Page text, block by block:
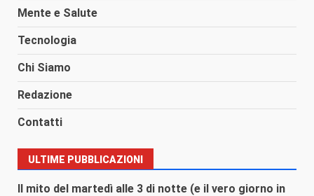
Mente e Salute
Tecnologia
Chi Siamo
Redazione
Contatti
ULTIME PUBBLICAZIONI
Il mito del martedì alle 3 di notte (e il vero giorno in